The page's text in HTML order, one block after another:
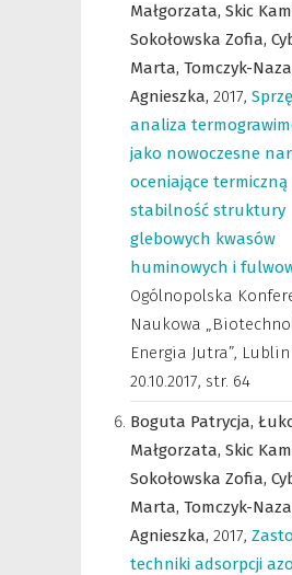
Małgorzata, Skic
Sokołowska Zofia,
Marta, Tomczyk-
Agnieszka, 2017,
analiza
jako nowoczesne
oceniające termiczną
stabilność struktury
glebowych kwasów
huminowych i
Ogólnopolska
Naukowa
Energia Jutra”, Lublin
20.10.2017, str. 64
Boguta Patrycja,
Małgorzata, Skic
Sokołowska Zofia,
Marta, Tomczyk-
Agnieszka, 2017,
techniki adsorpcji